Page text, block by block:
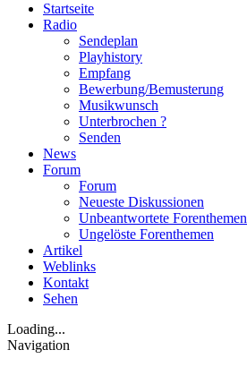
Startseite
Radio
Sendeplan
Playhistory
Empfang
Bewerbung/Bemusterung
Musikwunsch
Unterbrochen ?
Senden
News
Forum
Forum
Neueste Diskussionen
Unbeantwortete Forenthemen
Ungelöste Forenthemen
Artikel
Weblinks
Kontakt
Sehen
Loading...
Navigation